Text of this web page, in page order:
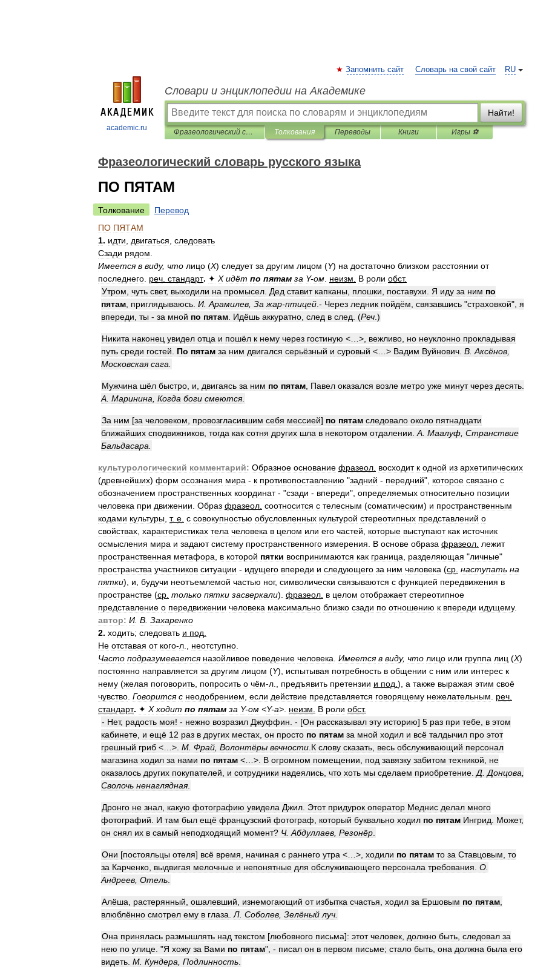
academic.ru
RU
Запомнить сайт Словарь на свой сайт
Словари и энциклопедии на Академике
Найти!
Фразеологический словарь русского языка Толкования Переводы Книги Игры ⚽
Фразеологический словарь русского языка
ПО ПЯТАМ
Толкование
Перевод
ПО ПЯТАМ
1. идти двигаться следовать
Сзади рядом
Имеется в виду, что лицо (Х) следует за другим лицом (Y) на достаточно близком расстоянии от
последнего реч стандарт. ✦ Х идёт по пятам за Y-ом неизм В роли обст.
Утром чуть свет, выходили на промысел Дед ставит капканы плошки поставухи Я иду за ним по
пятам приглядываюсь И Арамилев За жар-птицей .- Через ледник пойдём связавшись "страховкой", я
впереди ты - за мной по пятам Идёшь аккуратно след в след . (Реч .)
Никита наконец увидел отца и пошёл к нему через гостиную <…>, вежливо но неуклонно прокладывая
путь среди гостей По пятам за ним двигался серьёзный и суровый <…> Вадим Вуйнович В Аксёнов
Московская сага
Мужчина шёл быстро и двигаясь за ним по пятам Павел оказался возле метро уже минут через десять
А Маринина Когда боги смеются.
За ним [за человеком провозгласившим себя мессией] по пятам следовало около пятнадцати
ближайших сподвижников тогда как сотня других шла в некотором отдалении А Маалуф Странствие
Бальдасара
культурологический комментарий: Образное основание фразеол восходит к одной из архетипических
(древнейших) форм осознания мира - к противопоставлению "задний - передний", которое связано с
обозначением пространственных координат- "сзади - впереди", определяемых относительно позиции
человека при движении Образ фразеол соотносится с телесным (соматическим) и пространственным
кодами культуры т. е с совокупностью обусловленных культурой стереотипных представлений о
свойствах характеристиках тела человека в целом или его частей которые выступают как источник
осмысления мира и задают систему пространственного измерения В основе образа фразеол лежит
пространственная метафора в которой пятки воспринимаются как граница разделяющая "личные"
пространства участников ситуации - идущего впереди и следующего за ним человека (ср наступать на
пятки), и будучи неотъемлемой частью ног, символически связываются с функцией передвижения в
пространстве (ср только пятки засверкали). фразеол в целом отображает стереотипное
представление о передвижении человека максимально близко сзади по отношению к впереди идущему.
автор: И В Захаренко
2. ходить; следовать и под
Не отставая от кого-л неотступно
Часто подразумевается назойливое поведение человека Имеется в виду, что лицо или группа лиц (Х)
постоянно направляется за другим лицом (Y), испытывая потребность в общении с ним или интерес к
нему (желая поговорить попросить о чём-л предъявить претензии и под ), а также выражая этим своё
чувство Говорится с неодобрением если действие представляется говорящему нежелательным реч
стандарт. ✦ Х ходит по пятам за Y-ом <Y-а> неизм В роли обст.
- Нет, радость моя! - нежно возразил Джуффин . - [Он рассказывал эту историю] 5 раз при тебе в этом
кабинете и ещё 12 раз в других местах он просто по пятам за мной ходил и всё талдычил про этот
грешный гриб <…>. М Фрай Волонтёры вечности К слову сказать весь обслуживающий персонал
магазина ходил за нами по пятам <…>. В огромном помещении под завязку забитом техникой
не
оказалось других покупателей и сотрудники надеялись что хоть мы сделаем приобретение Д Донцова
Сволочь ненаглядная.
Дронго не знал какую фотографию увидела Джил Этот придурок оператор Меднис делал много
фотографий
И там был ещё французский фотограф который буквально ходил по пятам Ингрид Может,
он снял их в самый неподходящий момент? Ч. Абдуллаев Резонёр
Они [постояльцы отеля] всё время начиная с раннего утра <…>, ходили по пятам то за Ставцовым то
за Карченко выдвигая мелочные и непонятные для обслуживающего персонала требования О
Андреев Отель
Алёша растерянный ошалевший изнемогающий от избытка счастья ходил за Ершовым по пятам
влюблённо смотрел ему в глаза Л Соболев Зелёный луч
Она принялась размышлять над текстом [любовного письма]: этот человек должно быть следовал за
нею по улице . "Я хожу за Вами по пятам", - писал он в первом письме; стало быть она должна была его
видеть М Кундера Подлинность